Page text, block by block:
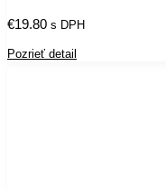
€19.80 s DPH
Pozrieť detail